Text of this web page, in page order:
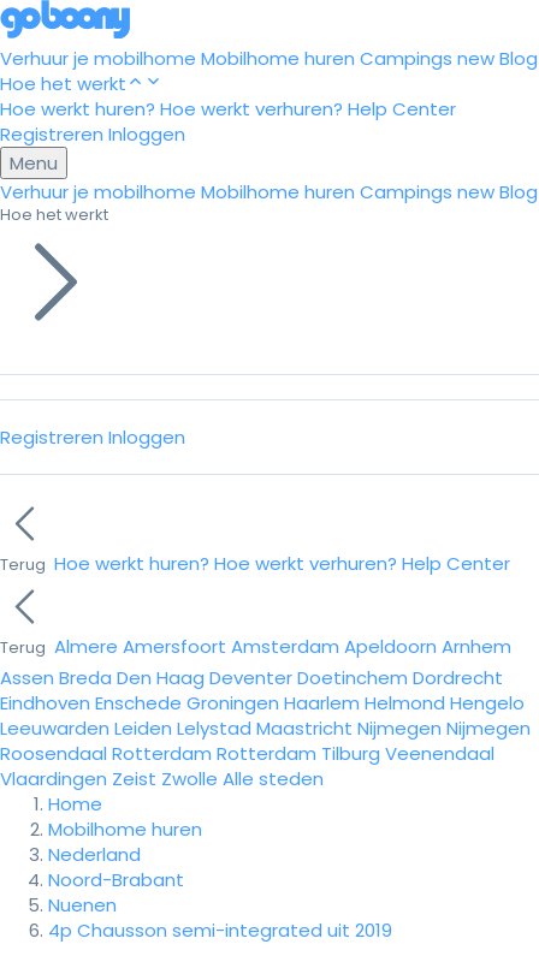
Verhuur je mobilhome Mobilhome huren Campings newBlog
Hoe het werkt
Hoe werkt huren? Hoe werkt verhuren? Help Center
Registreren Inloggen
Menu
Verhuur je mobilhome Mobilhome huren Campings newBlog
Hoe het werkt
Registreren Inloggen
Terug Hoe werkt huren? Hoe werkt verhuren? Help Center
Terug Almere Amersfoort Amsterdam Apeldoorn Arnhem
Assen Breda Den Haag DeventerDoetinchem Dordrecht
Eindhoven Enschede Groningen Haarlem Helmond Hengelo
Leeuwarden Leiden Lelystad Maastricht Nijmegen Nijmegen
Roosendaal Rotterdam Rotterdam Tilburg Veenendaal
Vlaardingen Zeist Zwolle Alle steden
Home
Mobilhome huren
Nederland
Noord-Brabant
Nuenen
4p Chausson semi-integrated uit 2019